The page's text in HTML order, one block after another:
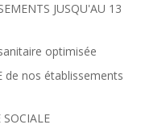
JUSQU'AU 13
optimisée
de nos établissements